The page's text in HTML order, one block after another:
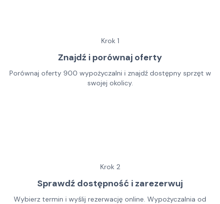
Krok 1
Znajdź i porównaj oferty
Porównaj oferty 900 wypożyczalni i znajdź dostępny sprzęt w
swojej okolicy.
Krok 2
Sprawdź dostępność i zarezerwuj
Wybierz termin i wyślij rezerwację online. Wypożyczalnia od